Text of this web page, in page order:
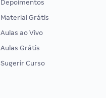
Depoimentos
Material Grátis
Aulas ao Vivo
Aulas Grátis
Sugerir Curso